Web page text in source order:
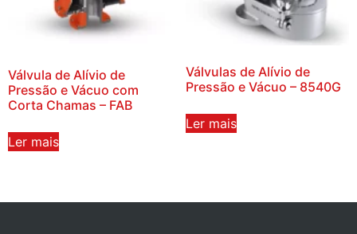
Válvula de Alívio de
Pressão e Vácuo com
Corta Chamas – FAB
Ler mais
Válvulas de Alívio de
Pressão e Vácuo – 8540G
Ler mais